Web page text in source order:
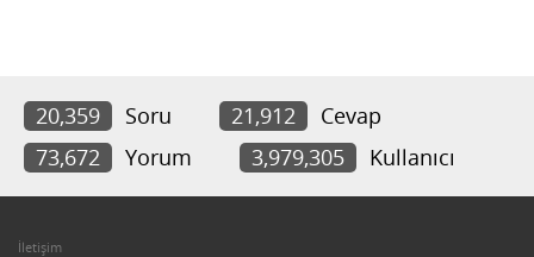
20,359 Soru 21,912
Cevap
73,672
Yorum 3,979,305 Kullanıcı
İletişim